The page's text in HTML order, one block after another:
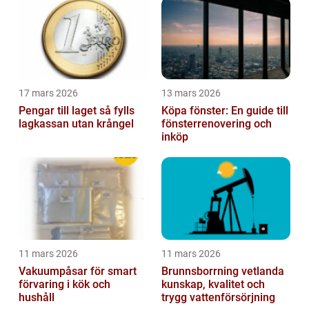
17 mars 2026
Pengar till laget så fylls
lagkassan utan krångel
13 mars 2026
Köpa fönster: En guide till
fönsterrenovering och
inköp
11 mars 2026
Vakuumpåsar för smart
förvaring i kök och
hushåll
11 mars 2026
Brunnsborrning vetlanda
kunskap, kvalitet och
trygg vattenförsörjning